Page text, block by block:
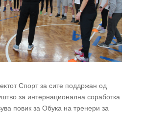
Спорт за сите поддржан од
за интернационална соработка
повик за Обука на тренери за